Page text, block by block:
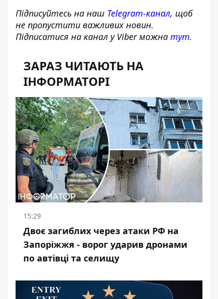
Підписуйтесь на наш Telegram-канал, щоб
не пропустити важливих новин.
Підписатися на канал у Viber можна тут.
ЗАРАЗ ЧИТАЮТЬ НА
ІНФОРМАТОРІ
15:29
Двоє загиблих через атаки РФ на
Запоріжжя - ворог ударив дронами
по автівці та селищу